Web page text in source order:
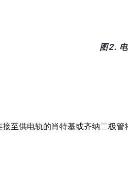
图2.
至供电轨的肖特基或齐纳二极